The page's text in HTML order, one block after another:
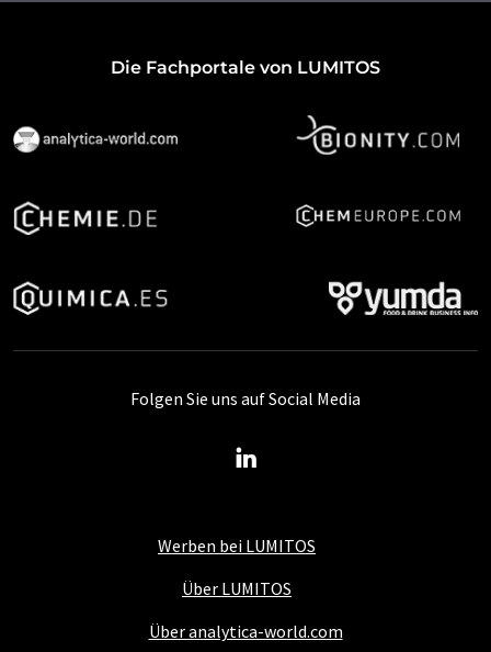
Die Fachportale von LUMITOS
Werben bei LUMITOS
Über LUMITOS
Über analytica-world.com
Folgen Sie uns auf Social Media